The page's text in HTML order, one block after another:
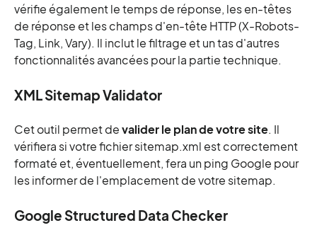
vérifie également le temps de réponse, les en-têtes
de réponse et les champs d'en-tête HTTP (X-Robots-
Tag, Link, Vary). Il inclut le filtrage et un tas d'autres
fonctionnalités avancées pour la partie technique.
XML Sitemap Validator
Cet outil permet devalider le plan de votre site. Il
vérifiera si votre fichier sitemap.xml est correctement
formaté et, éventuellement, fera un ping Google pour
les informer de l'emplacement de votre sitemap.
Google Structured Data Checker